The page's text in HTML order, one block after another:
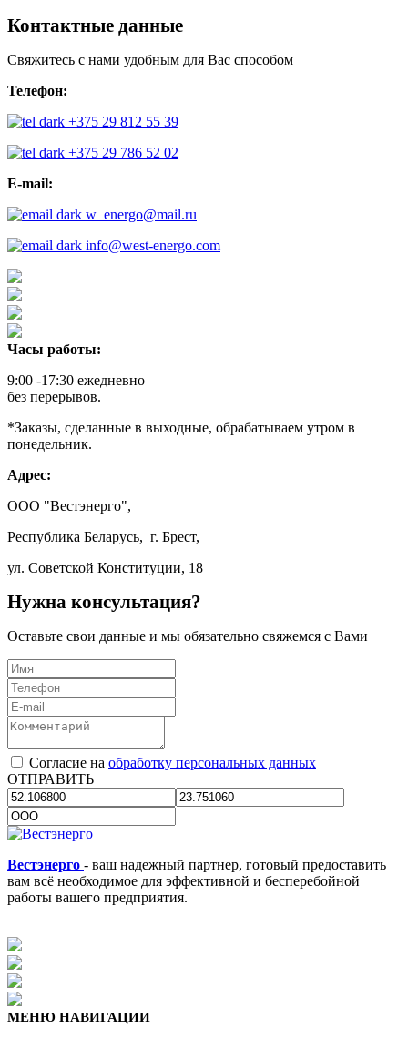
Контактные данные
Свяжитесь с нами удобным для Вас способом
Телефон:
+375 29 812 55 39
+375 29 786 52 02
E-mail:
w_energo@mail.ru
info@west-energo.com
Часы работы:
9:00 -17:30 ежедневно
без перерывов.
*Заказы, сделанные в выходные, обрабатываем утром в
понедельник.
Адрес:
ООО "Вестэнерго",
Республика Беларусь, г. Брест,
ул. Советской Конституции, 18
Нужна консультация?
Оставьте свои данные и мы обязательно свяжемся с Вами
Согласие на обработку персональных данных
ОТПРАВИТЬ
Вестэнерго - ваш надежный партнер, готовый предоставить
вам всё необходимое для эффективной и бесперебойной
работы вашего предприятия.
МЕНЮ НАВИГАЦИИ